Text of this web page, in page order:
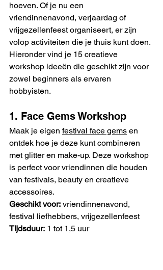
hoeven. Of je nu een
vriendinnenavond, verjaardag of
vrijgezellenfeest organiseert, er zijn
volop activiteiten die je thuis kunt doen.
Hieronder vind je 15 creatieve
workshop ideeën die geschikt zijn voor
zowel beginners als ervaren
hobbyisten.
1. Face Gems Workshop
Maak je eigen festival face gems en
ontdek hoe je deze kunt combineren
met glitter en make-up. Deze workshop
is perfect voor vriendinnen die houden
van festivals, beauty en creatieve
accessoires.
Geschikt voor: vriendinnenavond,
festival liefhebbers, vrijgezellenfeest
Tijdsduur: 1 tot 1,5 uur